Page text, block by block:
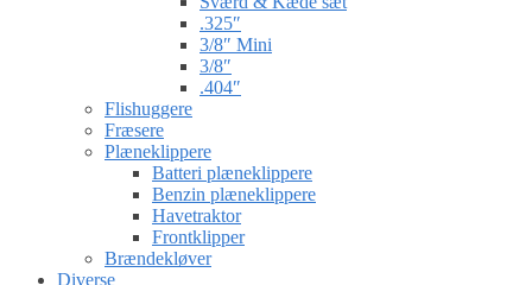
.325″
3/8″ Mini
3/8″
.404″
Flishuggere
Fræsere
Plæneklippere
Batteri plæneklippere
Benzin plæneklippere
Havetraktor
Frontklipper
Brændekløver
Diverse